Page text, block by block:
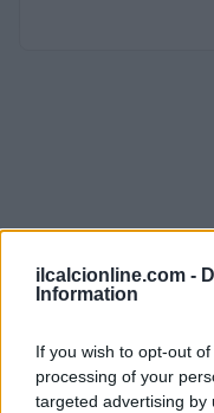
ilcalcionline.com -
Information
If you wish to opt-out
processing of your
targeted advertising by